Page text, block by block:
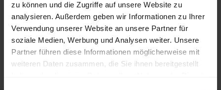
zu können und die Zugriffe auf unsere Website zu
analysieren. Außerdem geben wir Informationen zu Ihrer
Verwendung unserer Website an unsere Partner für
soziale Medien, Werbung und Analysen weiter. Unsere
Partner führen diese Informationen möglicherweise mit
weiteren Daten zusammen, die Sie ihnen bereitgestellt
lose Ware Sackware
2025
2026
2026
Die aktuelle Preisentwicklung für Holzpellets in Deutschland
können Sie jederzeit auf unsererPelletspreise-Seite
nachvollziehen.